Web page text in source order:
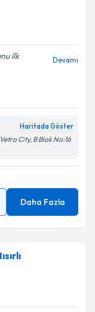
Aydınlatma
belirtilen
ilk
Devamı
Haritada Göster
City, B Blok No:16
Daha Fazla